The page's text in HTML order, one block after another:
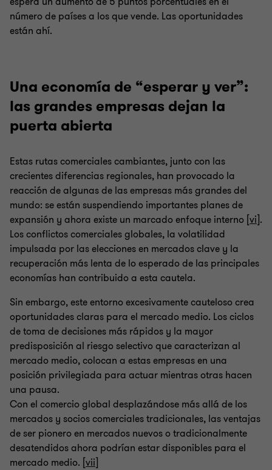
número de países a los que vende. Las oportunidades
están ahí.
Una economía de “esperar y ver”:
las grandes empresas dejan la
puerta abierta
Estas rutas comerciales cambiantes, junto con las
crecientes diferencias regionales, han provocado la
reacción de algunas de las empresas más grandes del
mundo: se están suspendiendo importantes planes de
expansión y ahora existe un marcado enfoque interno [vi].
Los conflictos comerciales globales, la volatilidad
impulsada por las elecciones en mercados clave y la
recuperación más lenta de lo esperado de las principales
economías han contribuido a esta cautela.
Sin embargo, este entorno excesivamente cauteloso crea
oportunidades claras para el mercado medio. Los ciclos
de toma de decisiones más rápidos y la mayor
predisposición al riesgo selectivo que caracterizan al
mercado medio, colocan a estas empresas en una
posición privilegiada para actuar mientras otras hacen
una pausa.
Con el comercio global desplazándose más allá de los
mercados y socios comerciales tradicionales, las ventajas
de ser pionero en mercados nuevos o tradicionalmente
desatendidos ahora podrían estar disponibles para el
mercado medio. [vii]